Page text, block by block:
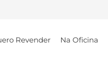
Revender Na Oficina